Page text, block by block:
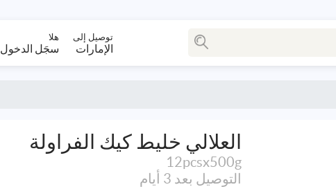
توصيل إلى
الإمارات
هلا
سجَل الدخول
العلالي خليط كيك الفراولة
12pcsx500g
التوصيل بعد 3 أيام